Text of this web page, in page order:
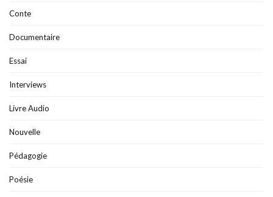
Conte
Documentaire
Essai
Interviews
Livre Audio
Nouvelle
Pédagogie
Poésie